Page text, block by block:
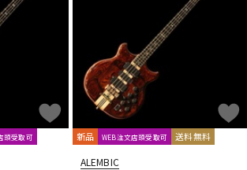
電子ピアノ
その他楽器
頭受取可 新品 WEB注文店頭受取可 送料無料
ALEMBIC